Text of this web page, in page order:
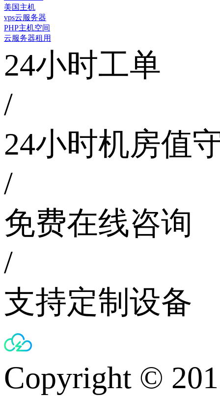
美国主机
vps云服务器
PHP主机空间
云服务器租用
24小时工单
/
24小时机房值
/
免费在线咨询
/
支持定制设备
Copyright ©